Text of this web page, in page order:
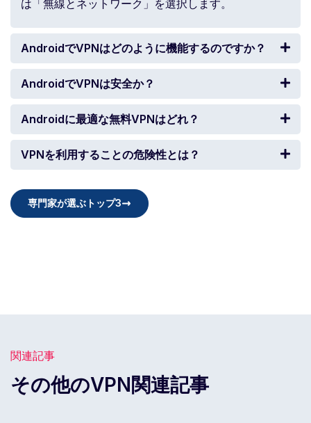
は「無線とネットワーク」を選択します。
AndroidでVPNはどのように機能するのですか？
AndroidでVPNは安全か？
Androidに最適な無料VPNはどれ？
VPNを利用することの危険性とは？
専門家が選ぶトップ3
関連記事
その他のVPN関連記事